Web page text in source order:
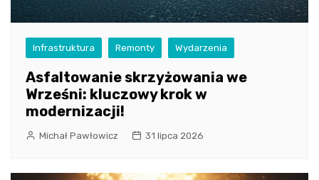
Infrastruktura Remonty Wydarzenia
Asfaltowanie skrzyżowania we
Wrześni: kluczowy krok w
modernizacji!
Michał Pawłowicz 31 lipca 2026